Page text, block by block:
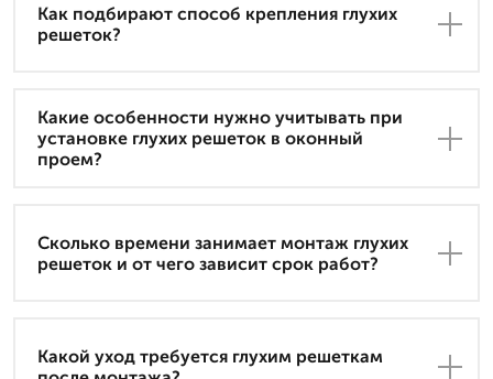
Как подбирают способ крепления глухих
решеток?
Какие особенности нужно учитывать при
установке глухих решеток в оконный
проем?
Сколько времени занимает монтаж глухих
решеток и от чего зависит срок работ?
Какой уход требуется глухим решеткам